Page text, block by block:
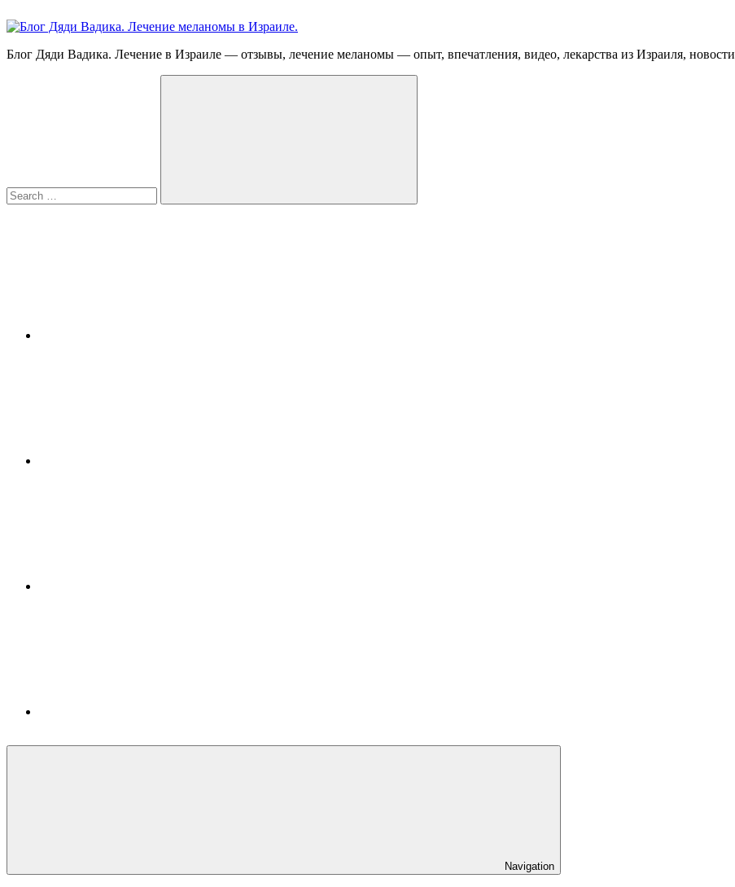
to
Блог
Блог Дяди Вадика. Лечение в Израиле — отзывы, лечение меланомы — опыт, впечатления, видео, лекарства из Израиля, новости
Search
Navigation